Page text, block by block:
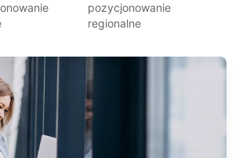
pozycjonowanie
regionalne